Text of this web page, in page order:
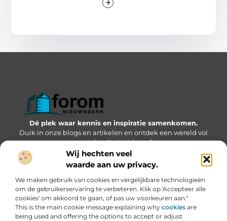
Wij hechten veel
waarde aan uw privacy.
We maken gebruik van cookies en vergelijkbare technologieën
om de gebruikerservaring te verbeteren. Klik op 'Accepteer alle
cookies' om akkoord te gaan, of pas uw voorkeuren aan."
This is the main cookie message explaining why cookies are
being used and offering the options to accept or adjust
Dé plek waar kennis en inspiratie samenkomen.
Duik in onze blogs en artikelen en ontdek een wereld vol
waardevolle inzichten.”
Bericht categorie
Onze informatie